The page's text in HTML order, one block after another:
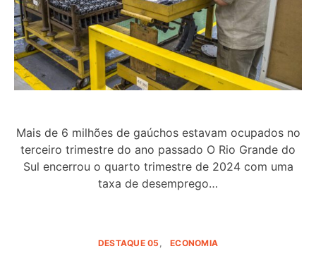
Mais de 6 milhões de gaúchos estavam ocupados no
terceiro trimestre do ano passado O Rio Grande do
Sul encerrou o quarto trimestre de 2024 com uma
taxa de desemprego…
DESTAQUE 05 ECONOMIA